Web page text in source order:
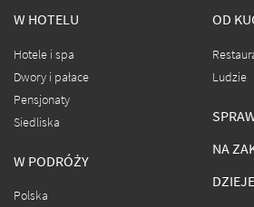
W HOTELU
Hotele i spa
Dwory i pałace
Pensjonaty
Siedliska
W PODRÓŻY
Polska
OD
Ludzie
NA